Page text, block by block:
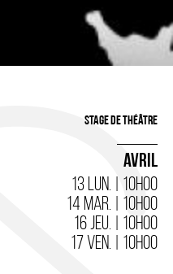
Stage de théâtre
AVRIL
13 LUN. | 10H00
14 MAR. | 10H00
16 JEU. | 10H00
17 VEN. | 10H00